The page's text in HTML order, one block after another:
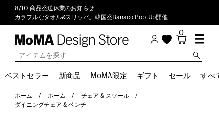
8/10 商品発送休業のお知らせ
カラフルなタオル&スリッパ。 韓国発Banaco Pop-Up開催
0
ベストセラー 新商品 MoMA限定 ギフト セール すべ
ホーム ホーム
チェア & スツール
ダイニングチェア & ベンチ